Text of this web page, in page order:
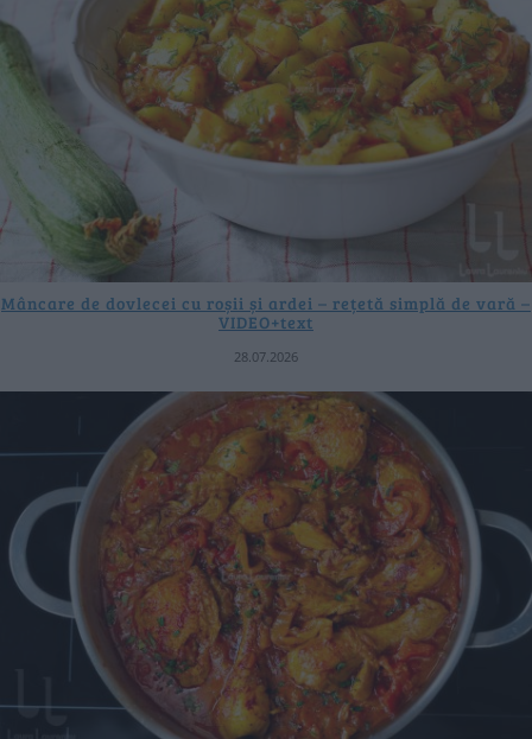
Mâncare de dovlecei cu roșii și ardei – rețetă simplă de vară –
VIDEO+text
28.07.2026